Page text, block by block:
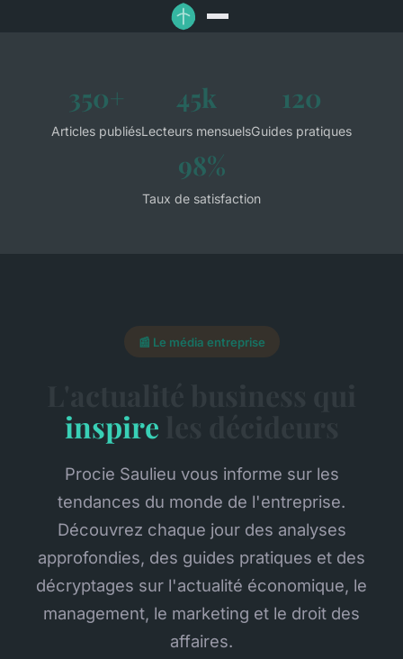
350+
Articles publiés
45k
Lecteurs mensuels
120
Guides pratiques
98%
Taux de satisfaction
📰 Le média entreprise
inspire
Procie Saulieu vous informe sur les
tendances du monde de l'entreprise.
Découvrez chaque jour des analyses
approfondies, des guides pratiques et des
décryptages sur l'actualité économique, le
management, le marketing et le droit des
affaires.